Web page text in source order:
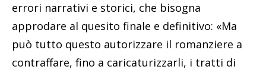
errori narrativi e storici, che bisogna
approdare al quesito finale e definitivo: «Ma
può tutto questo autorizzare il romanziere a
contraffare, fino a caricaturizzarli, i tratti di